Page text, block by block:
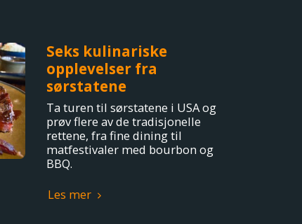
Seks kulinariske
opplevelser fra
sørstatene
Ta turen til sørstatene i USA og
prøv flere av de tradisjonelle
rettene, fra fine dining til
matfestivaler med bourbon og
BBQ.
Les mer